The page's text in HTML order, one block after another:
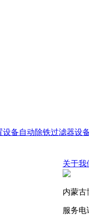
设备自动除铁过滤器设
关于我
内蒙古
服务电